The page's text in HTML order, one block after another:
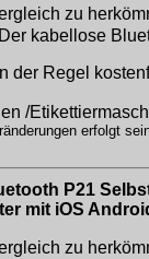
zu
kabellose
der Regel
/
erfolgt
P21
mit iOS
zu